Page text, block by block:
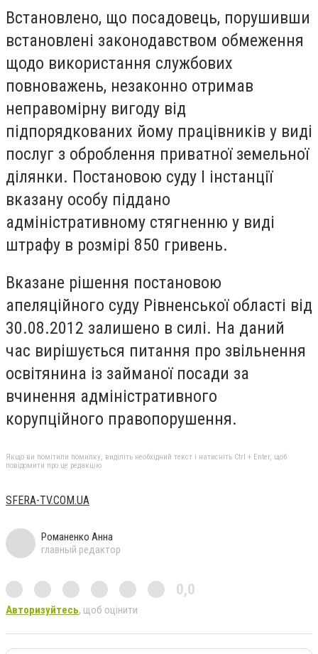
Встановлено, що посадовець, порушивши
встановлені законодавством обмеження
щодо використання службових
повноважень, незаконно отримав
неправомірну вигоду від
підпорядкованих йому працівників у виді
послуг з оброблення приватної земельної
ділянки. Постановою суду І інстанції
вказану особу піддано
адміністративному стягненню у виді
штрафу в розмірі 850 гривень.
Вказане рішення постановою
апеляційного суду Рівненської області від
30.08.2012 залишено в силі. На даний
час вирішується питання про звільнення
освітянина із займаної посади за
вчинення адміністративного
корупційного правопорушення.
Якщо ви помітили помилку, виділіть необхідний текст і натисніть Ctrl + Enter, щоб
повідомити про це редакцію
SFERA-TV.COM.UA
Романенко Анна
главный редактор
0,0
Авторизуйтесь, щоб оцінити